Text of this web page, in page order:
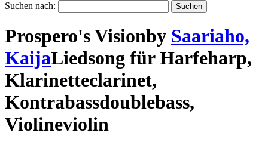
Suchen nach:
Prospero's Visionby Saariaho,
KaijaLiedsong fürHarfeharp,
Klarinetteclarinet,
Kontrabassdoublebass,
Violineviolin